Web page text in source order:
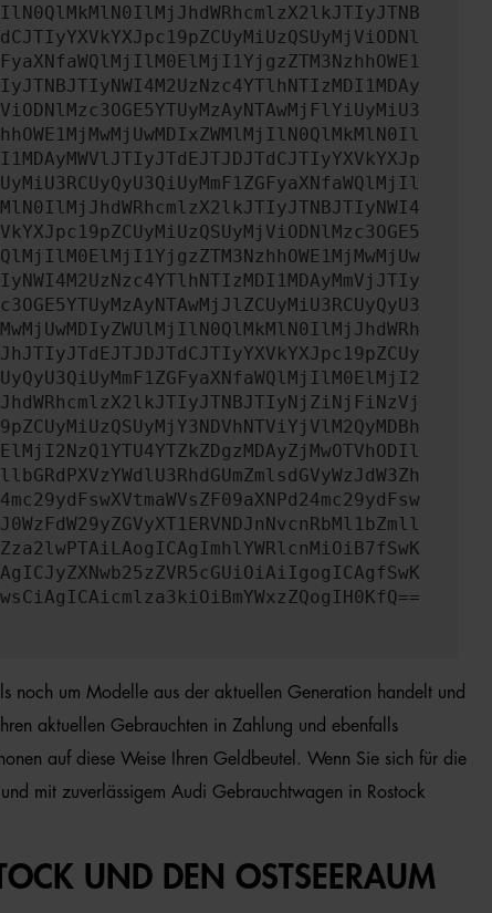
noch um Modelle aus der aktuellen Generation handelt und
aktuellen Gebrauchten in Zahlung und ebenfalls
auf diese Weise Ihren Geldbeutel. Wenn Sie sich für die
mit zuverlässigem Audi Gebrauchtwagen in Rostock
UND DEN OSTSEERAUM